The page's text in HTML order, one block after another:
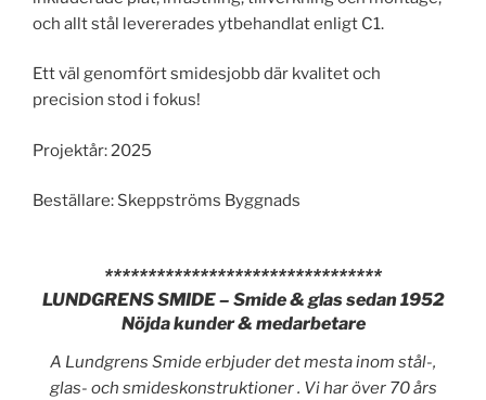
och allt stål levererades ytbehandlat enligt C1.
Ett väl genomfört smidesjobb där kvalitet och
precision stod i fokus!
Projektår: 2025
Beställare: Skeppströms Byggnads
********************************
LUNDGRENS SMIDE – Smide & glas sedan 1952
Nöjda kunder & medarbetare
A Lundgrens Smide erbjuder det mesta inom stål-,
glas- och smideskonstruktioner . Vi har över 70 års